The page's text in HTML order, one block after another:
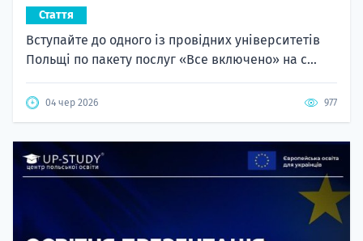
Вступайте до одного із провідних університетів
Польщі по пакету послуг «Все включено» на с...